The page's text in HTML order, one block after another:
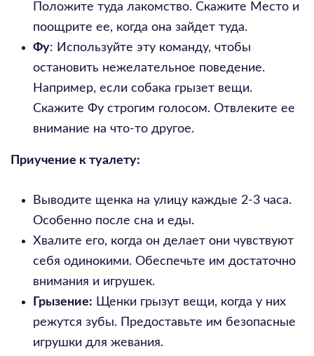
Положите туда лакомство. Скажите Место и
поощрите ее, когда она зайдет туда.
Фу: Используйте эту команду, чтобы
остановить нежелательное поведение.
Например, если собака грызет вещи.
Скажите Фу строгим голосом. Отвлеките ее
внимание на что-то другое.
Приучение к туалету:
Выводите щенка на улицу каждые 2-3 часа.
Особенно после сна и еды.
Хвалите его, когда он делает они чувствуют
себя одинокими. Обеспечьте им достаточно
внимания и игрушек.
Грызение: Щенки грызут вещи, когда у них
режутся зубы. Предоставьте им безопасные
игрушки для жевания.